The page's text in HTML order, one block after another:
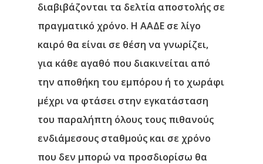
διαβιβάζονται τα δελτία αποστολής σε
πραγματικό χρόνο. H ΑΑΔΕ σε λίγο
καιρό θα είναι σε θέση να γνωρίζει,
για κάθε αγαθό που διακινείται από
την αποθήκη του εμπόρου ή το χωράφι
μέχρι να φτάσει στην εγκατάσταση
του παραλήπτη όλους τους πιθανούς
ενδιάμεσους σταθμούς και σε χρόνο
που δεν μπορώ να προσδιορίσω θα